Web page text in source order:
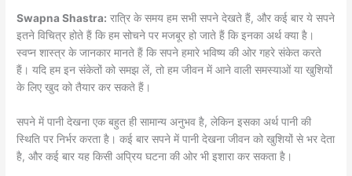
Swapna Shastra: रात्रि के समय हम सभी सपने देखते हैं, और कई बार ये सपने
इतने विचित्र होते हैं कि हम सोचने पर मजबूर हो जाते हैं कि इनका अर्थ क्या है।
स्वप्न शास्त्र के जानकार मानते हैं कि सपने हमारे भविष्य की ओर गहरे संकेत करते
हैं। यदि हम इन संकेतों को समझ लें, तो हम जीवन में आने वाली समस्याओं या खुशियों
के लिए खुद को तैयार कर सकते हैं।
सपने में पानी देखना एक बहुत ही सामान्य अनुभव है, लेकिन इसका अर्थ पानी की
स्थिति पर निर्भर करता है। कई बार सपने में पानी देखना जीवन को खुशियों से भर देता
है, और कई बार यह किसी अप्रिय घटना की ओर भी इशारा कर सकता है।